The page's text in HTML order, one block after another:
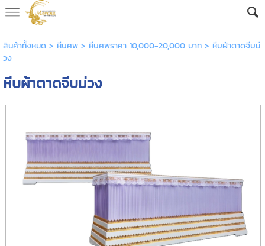
AW-16592682605
สินค้าทั้งหมด > หีบศพ> หีบศพราคา 10,000-20,000 บาท> หีบผ้าตาดจีบม่
วง
หีบผ้าตาดจีบม่วง